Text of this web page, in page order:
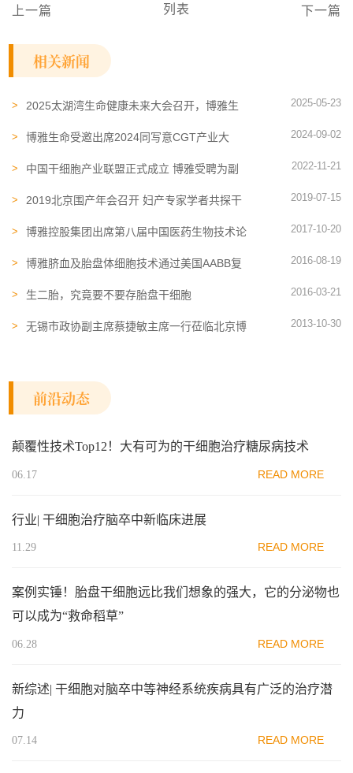
上一篇 列表 下一篇
相关新闻
2025太湖湾生命健康未来大会召开，博雅生
蓝图
2025-05-23
博雅生命受邀出席2024同写意CGT产业大
2024-09-02
中国干细胞产业联盟正式成立 博雅受聘为副
2022-11-21
2019北京围产年会召开 妇产专家学者共探干
2019-07-15
博雅控股集团出席第八届中国医药生物技术论
2017-10-20
博雅脐血及胎盘体细胞技术通过美国AABB复
2016-08-19
生二胎，究竟要不要存胎盘干细胞 2016-03-21
无锡市政协副主席蔡捷敏主席一行莅临北京博
2013-10-30
前沿动态
颠覆性技术Top12！大有可为的干细胞治疗糖尿病技术
06.17 READ MORE
行业| 干细胞治疗脑卒中新临床进展
11.29 READ MORE
案例实锤！胎盘干细胞远比我们想象的强大，它的分泌物也
可以成为“救命稻草”
06.28 READ MORE
新综述| 干细胞对脑卒中等神经系统疾病具有广泛的治疗潜
力
07.14 READ MORE